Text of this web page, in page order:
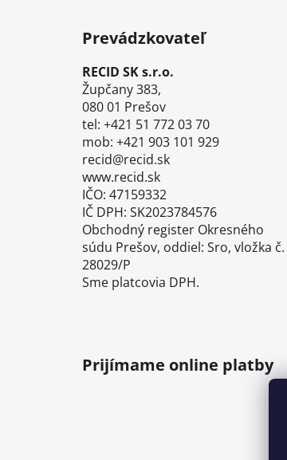
Prevádzkovateľ
RECID SK s.r.o.
Župčany 383,
080 01 Prešov
tel: +421 51 772 03 70
mob: +421 903 101 929
recid@recid.sk
www.recid.sk
IČO: 47159332
IČ DPH: SK2023784576
Obchodný register Okresného
súdu Prešov, oddiel: Sro, vložka č.
28029/P
Sme platcovia DPH.
Prijímame online platby